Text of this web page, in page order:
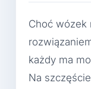
Choć wózek
każdy ma
Na